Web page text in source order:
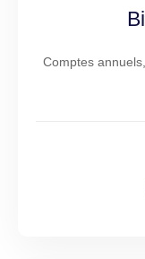
Comptes